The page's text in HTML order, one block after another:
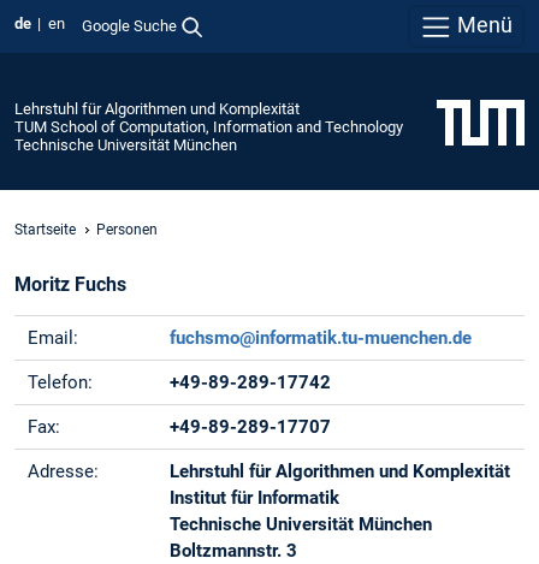
de en Google Suche Menü
Lehrstuhl für Algorithmen und Komplexität
TUM School of Computation, Information and Technology
Technische Universität München
Startseite Personen
Moritz Fuchs
Email: fuchsmo@informatik.tu-muenchen.de
Telefon: +49-89-289-17742
Fax: +49-89-289-17707
Adresse:
Lehrstuhl für Algorithmen und Komplexität
Institut für Informatik
Technische Universität München
Boltzmannstr. 3